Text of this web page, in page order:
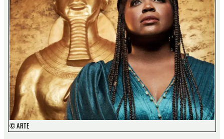
© ARTE